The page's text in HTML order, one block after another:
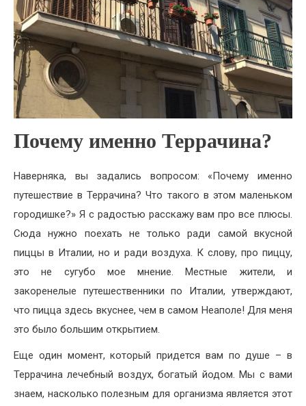
Почему именно Террачина?
Наверняка, вы задались вопросом: «Почему именно
путешествие в Террачина? Что такого в этом маленьком
городишке?» Я с радостью расскажу вам про все плюсы.
Сюда нужно поехать не только ради самой вкусной
пиццы в Италии, но и ради воздуха. К слову, про пиццу,
это не сугубо мое мнение. Местные жители, и
закоренелые путешественники по Италии, утверждают,
что пицца здесь вкуснее, чем в самом Неаполе! Для меня
это было большим открытием.
Еще один момент, который придется вам по душе – в
Террачина лечебный воздух, богатый йодом. Мы с вами
знаем, насколько полезным для организма является этот